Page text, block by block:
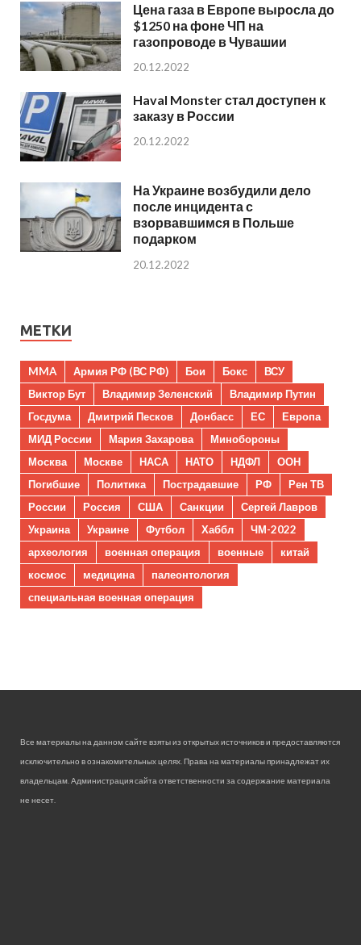
Цена газа в Европе выросла до
$1250 на фоне ЧП на
газопроводе в Чувашии
20.12.2022
Haval Monster стал доступен к
заказу в России
20.12.2022
На Украине возбудили дело
после инцидента с
взорвавшимся в Польше
подарком
20.12.2022
МЕТКИ
MMA Армия РФ (ВС РФ) Бои Бокс
ВСУ
Виктор Бут
Владимир Зеленский
Владимир Путин
Госдума
Дмитрий Песков Донбасс ЕС
Европа
МИД России
Мария Захарова
Минобороны
Москва
Москве НАСА НАТО НДФЛ
ООН
Погибшие
Политика Пострадавшие РФ
Рен ТВ
России
Россия США Санкции
Сергей Лавров
Украина
Украине Футбол Хаббл
ЧМ-2022
археология
военная операция военные
китай
космос
медицина
палеонтология
специальная военная операция
Все материалы на данном сайте взяты из открытых источников и предоставляются
исключительно в ознакомительных целях. Права на материалы принадлежат их
владельцам. Администрация сайта ответственности за содержание материала
не несет.